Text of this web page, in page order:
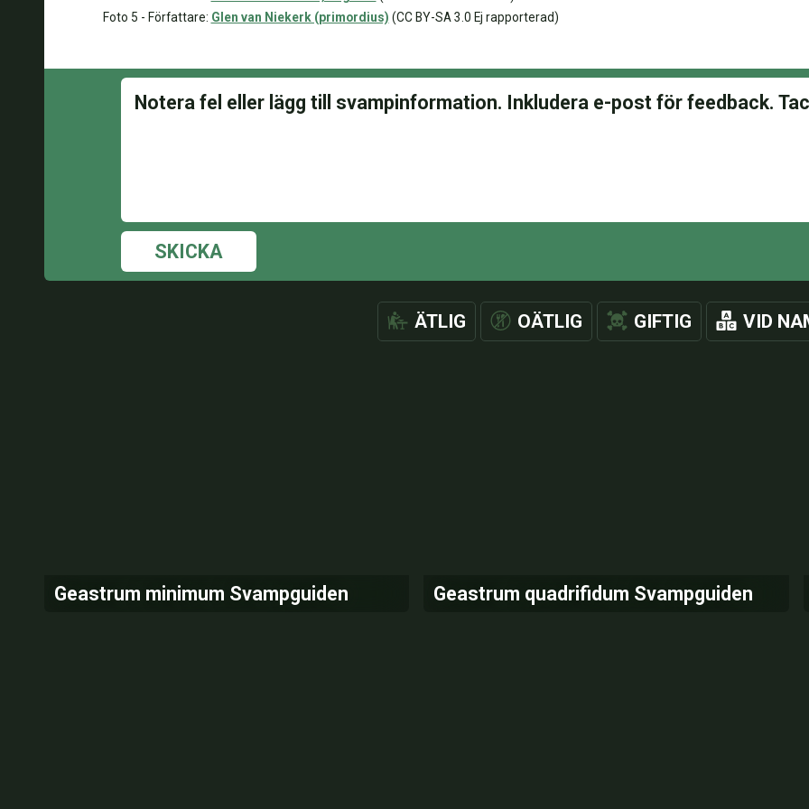
Foto 5 - Författare: Glen van Niekerk (primordius) (CC BY-SA 3.0 Ej rapporterad)
SKICKA
ÄTLIG OÄTLIG GIFTIG VID
Geastrum minimum Svampguiden Geastrum quadrifidum Svampguiden